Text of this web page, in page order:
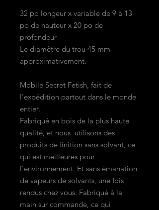
32 po longeur x variable de 9 à 13
po de hauteur x 20 po de
profondeur
Le diamètre du trou 45 mm
approximativement.
Mobile Secret Fetish, fait de
l'expédition partout dans le monde
entier.
Fabriqué en bois de la plus haute
qualité, et nous utilisons des
produits de finition sans solvant, ce
qui est meilleures pour
l'environnement. Et sans émanation
de vapeurs de solvants, une fois
rendus chez vous. Fabriqué à la
main sur commande, ce qui